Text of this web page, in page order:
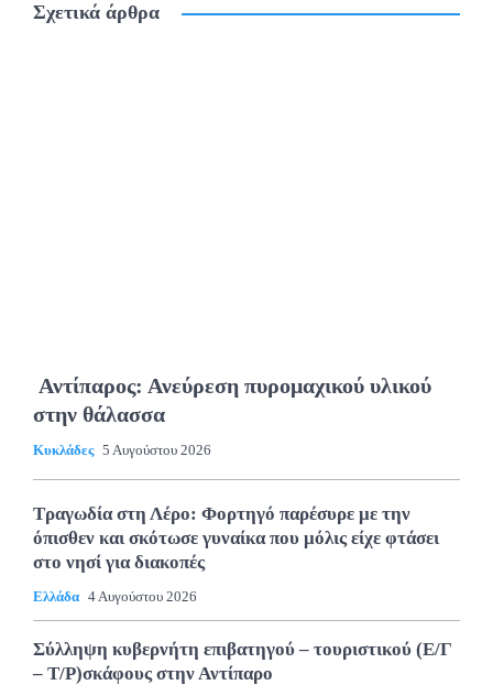
Σχετικά άρθρα
Αντίπαρος: Ανεύρεση πυρομαχικού υλικού
στην θάλασσα
Κυκλάδες 5 Αυγούστου 2026
Τραγωδία στη Λέρο: Φορτηγό παρέσυρε με την
όπισθεν και σκότωσε γυναίκα που μόλις είχε φτάσει
στο νησί για διακοπές
Ελλάδα 4 Αυγούστου 2026
Σύλληψη κυβερνήτη επιβατηγού – τουριστικού (Ε/Γ
– Τ/Ρ)σκάφους στην Αντίπαρο